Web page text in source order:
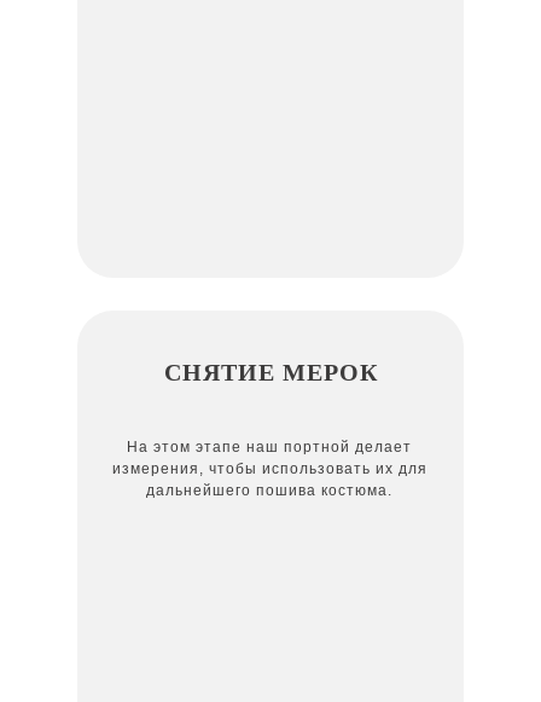
На этом этапе наш портной делает
измерения, чтобы использовать их для
дальнейшего пошива костюма.
СНЯТИЕ МЕРОК